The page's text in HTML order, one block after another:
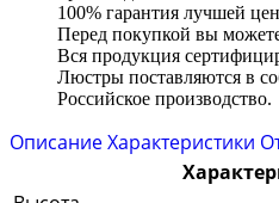
100% гарантия лучшей
Перед покупкой вы
Вся продукция
Люстры поставляются в
Российское производство.
ОписаниеХарактеристики